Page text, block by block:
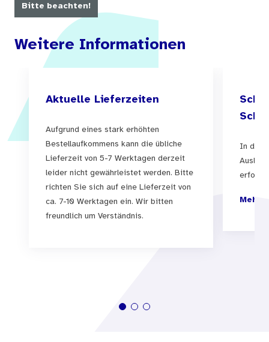
Bitte beachten!
Weitere Informationen
Aktuelle Lieferzeiten
Aufgrund eines stark erhöhten
Bestellaufkommens kann die übliche
Lieferzeit von 5-7 Werktagen derzeit
leider nicht gewährleistet werden. Bitte
richten Sie sich auf eine Lieferzeit von
ca. 7-10 Werktagen ein. Wir bitten
freundlich um Verständnis.
In der
Mehr